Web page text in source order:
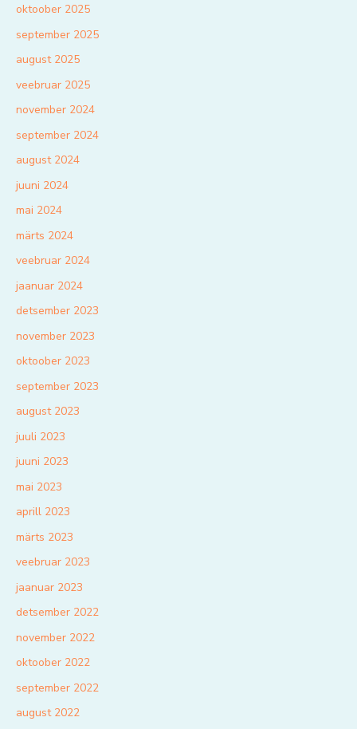
oktoober 2025
september 2025
august 2025
veebruar 2025
november 2024
september 2024
august 2024
juuni 2024
mai 2024
märts 2024
veebruar 2024
jaanuar 2024
detsember 2023
november 2023
oktoober 2023
september 2023
august 2023
juuli 2023
juuni 2023
mai 2023
aprill 2023
märts 2023
veebruar 2023
jaanuar 2023
detsember 2022
november 2022
oktoober 2022
september 2022
august 2022